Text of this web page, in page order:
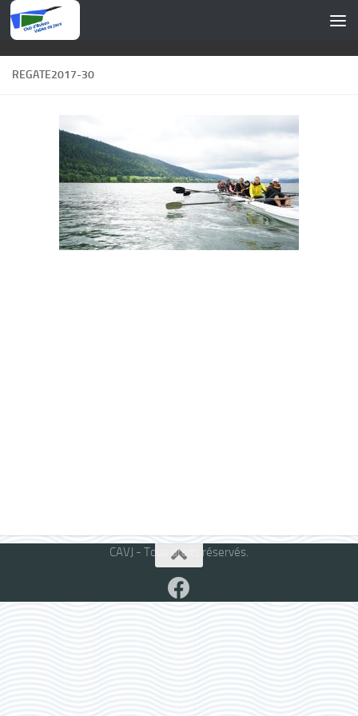
Skip to content
REGATE2017-30
CAVJ - Tous droits réservés.